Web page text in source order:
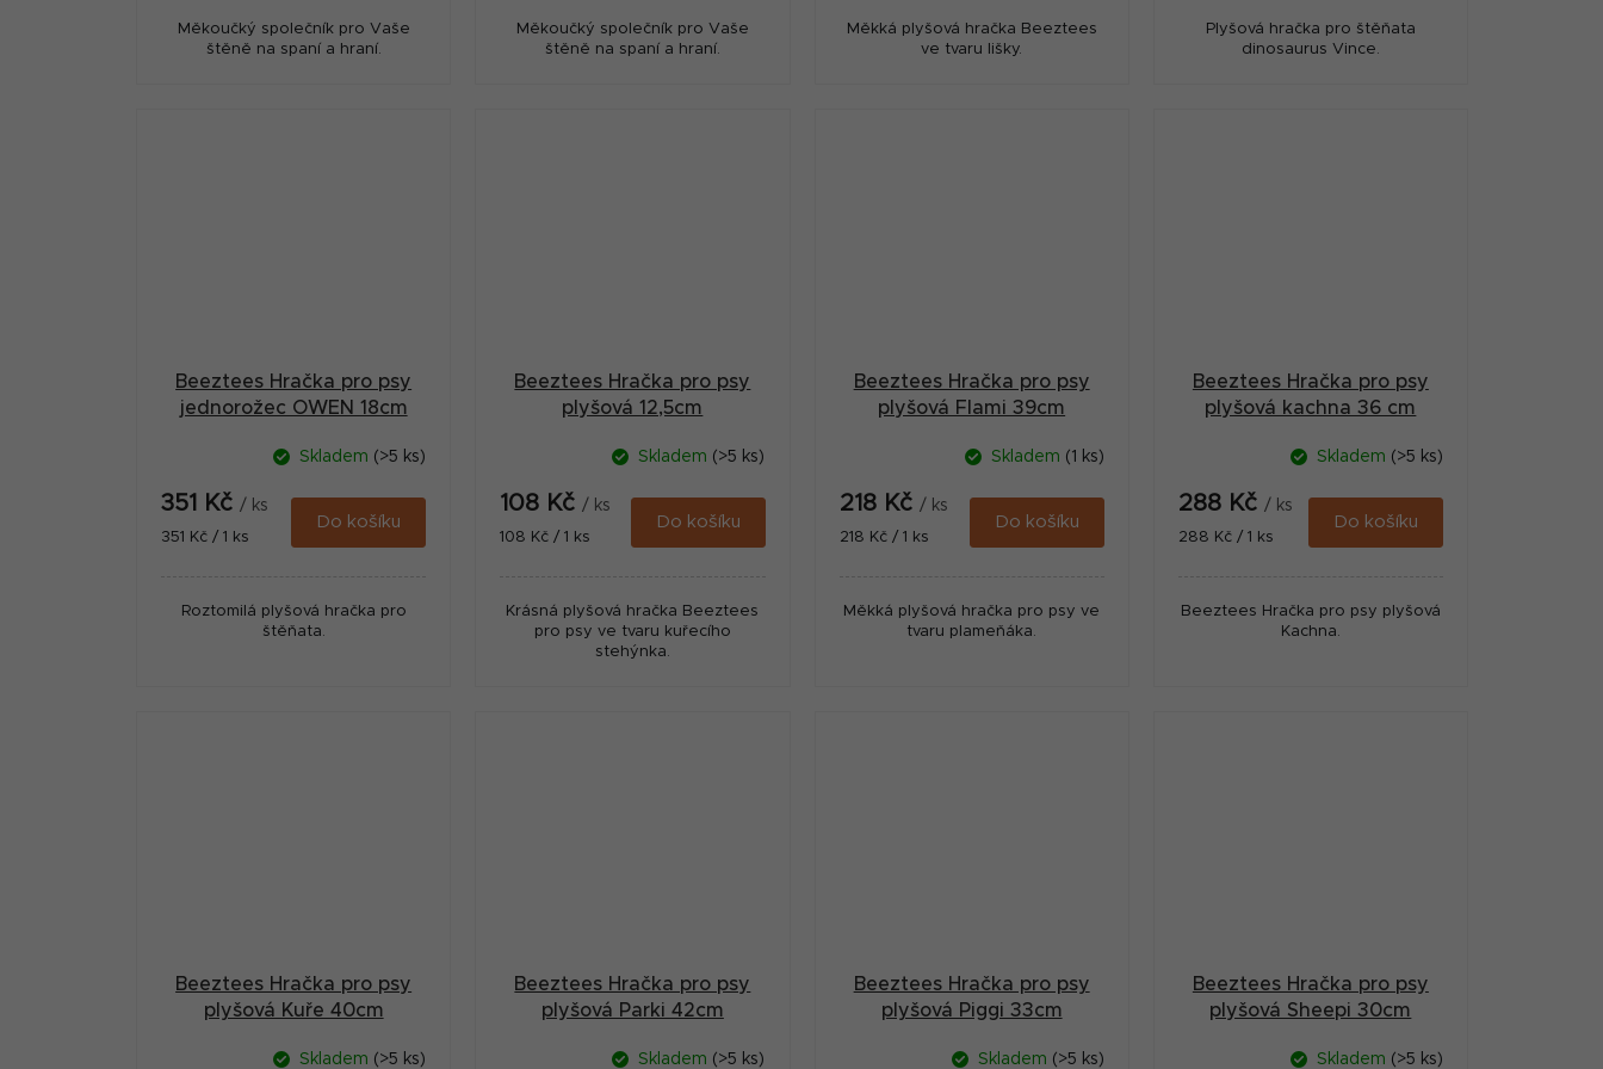
Měkoučký společník pro Vaše
štěně na spaní a hraní.
Měkoučký společník pro Vaše
štěně na spaní a hraní.
Měkká plyšová hračka Beeztees
ve tvaru lišky.
Plyšová hračka pro štěňata
dinosaurus Vince.
Beeztees Hračka pro psy
jednorožec OWEN 18cm
Skladem (>5 ks)
351 Kč / ks
Měrná
351 Kč / 1 ks
Do košíku
Roztomilá plyšová hračka pro
štěňata.
Beeztees Hračka pro psy
plyšová 12,5cm
Skladem (>5 ks)
108 Kč/ ks
Měrná
108 Kč / 1 ks
Do košíku
Krásná plyšová hračka Beeztees
pro psy ve tvaru kuřecího
stehýnka.
Beeztees Hračka pro psy
plyšová Flami 39cm
Skladem (1 ks)
218 Kč / ks
Měrná
218 Kč / 1 ks
Do košíku
Měkká plyšová hračka pro psy ve
tvaru plameňáka.
Beeztees Hračka pro psy
plyšová kachna 36 cm
Skladem (>5 ks)
288 Kč / ks
Měrná
288 Kč / 1 ks
Do košíku
Beeztees Hračka pro psy plyšová
Kachna.
Beeztees Hračka pro psy
plyšová Kuře 40cm
Skladem (>5 ks)
Beeztees Hračka pro psy
plyšová Parki 42cm
Skladem (>5 ks)
Beeztees Hračka pro psy
plyšová Piggi 33cm
Skladem (>5 ks)
Beeztees Hračka pro psy
plyšová Sheepi 30cm
Skladem (>5 ks)